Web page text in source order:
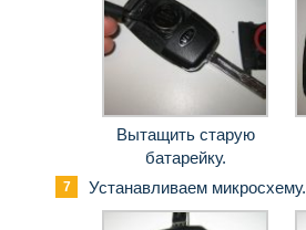
Вытащить старую
батарейку.
Устанавливаем микросхему.